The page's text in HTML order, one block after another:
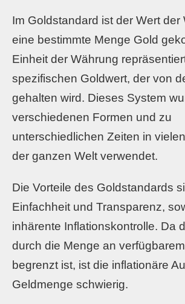
Im Goldstandard ist der Wert der
eine bestimmte Menge Gold
Einheit der Währung
spezifischen Goldwert, der von
gehalten wird. Dieses System
verschiedenen Formen und zu
unterschiedlichen Zeiten in
der ganzen Welt verwendet.
Die Vorteile des Goldstandards
Einfachheit und Transparenz,
inhärente Inflationskontrolle. Da
durch die Menge an
begrenzt ist, ist die inflationäre
Geldmenge schwierig.